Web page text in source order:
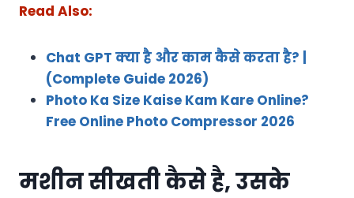
Read Also:
Chat GPT क्या है और काम कैसे करता है? |
(Complete Guide 2026)
Photo Ka Size Kaise Kam Kare Online?
Free Online Photo Compressor 2026
मशीन सीखती कैसे है, उसके